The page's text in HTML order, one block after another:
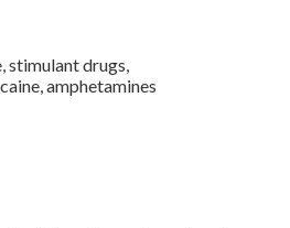
stimulant drugs,
amphetamines